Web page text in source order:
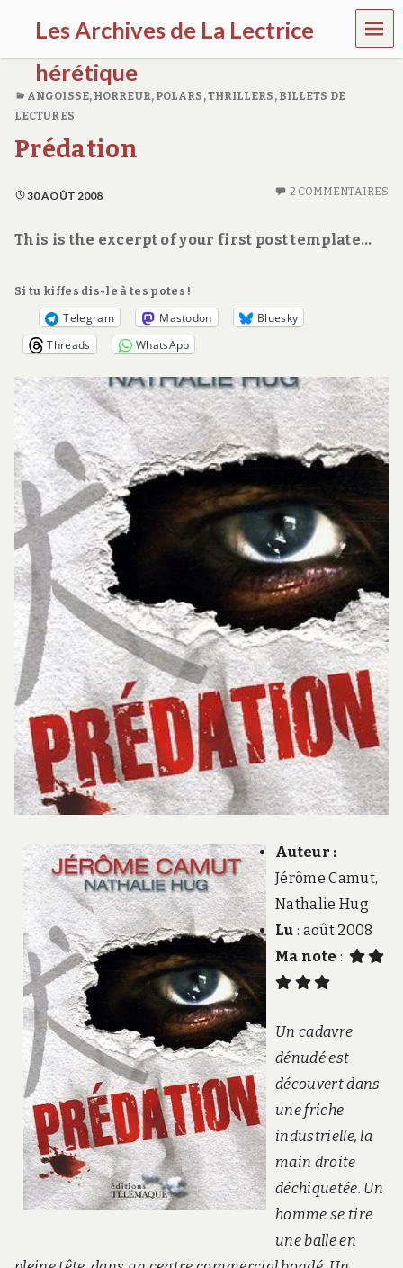
Les Archives de La Lectrice
hérétique
(
2
0
0
-
2
MEN
U
ANGOISSE, HORREUR, POLARS, THRILLERS , BILLETS DE
LECTURES
Prédation
30 AOÛT 2008 2 COMMENTAIRES
This is the excerpt of your first post template…
Si tu kiffes dis-le à tes potes !
Telegram Mastodon
Bluesky
Threads
WhatsApp
Auteur :
Jérôme Camut,
Nathalie Hug
Lu : août 2008
Ma note :
Un cadavre
dénudé est
découvert dans
une friche
industrielle, la
main droite
déchiquetée. Un
homme se tire
une balle en